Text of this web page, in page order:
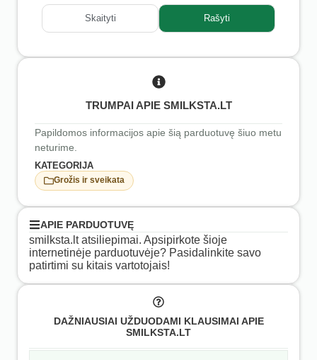
Skaityti Rašyti
TRUMPAI APIE SMILKSTA.LT
Papildomos informacijos apie šią parduotuvę šiuo metu
neturime.
KATEGORIJA
Grožis ir sveikata
APIE PARDUOTUVĘ
smilksta.lt atsiliepimai. Apsipirkote šioje
internetinėje parduotuvėje? Pasidalinkite savo
patirtimi su kitais vartotojais!
DAŽNIAUSIAI UŽDUODAMI KLAUSIMAI APIE
SMILKSTA.LT